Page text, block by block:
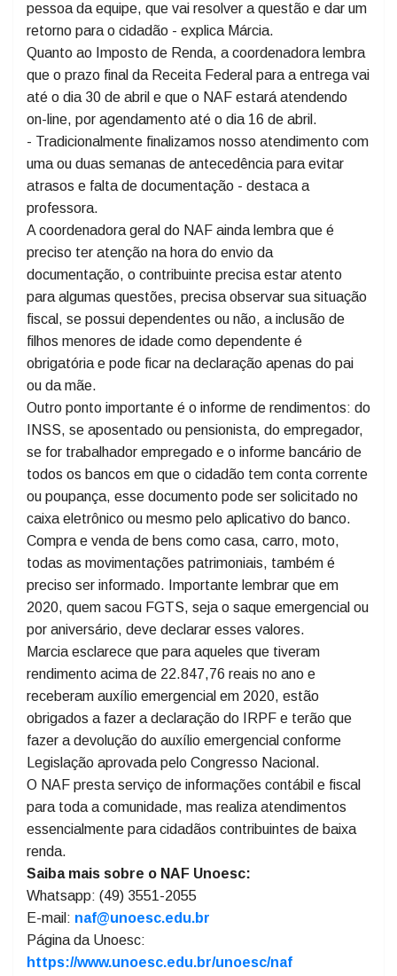
WhatsApp, encaminhamos a relação da
documentação necessária para resolver a situação do
contribuinte, em seguida repassamos para uma
pessoa da equipe, que vai resolver a questão e dar um
retorno para o cidadão - explica Márcia.
Quanto ao Imposto de Renda, a coordenadora lembra
que o prazo final da Receita Federal para a entrega vai
até o dia 30 de abril e que o NAF estará atendendo
on-line, por agendamento até o dia 16 de abril.
- Tradicionalmente finalizamos nosso atendimento com
uma ou duas semanas de antecedência para evitar
atrasos e falta de documentação - destaca a
professora.
A coordenadora geral do NAF ainda lembra que é
preciso ter atenção na hora do envio da
documentação, o contribuinte precisa estar atento
para algumas questões, precisa observar sua situação
fiscal, se possui dependentes ou não, a inclusão de
filhos menores de idade como dependente é
obrigatória e pode ficar na declaração apenas do pai
ou da mãe.
Outro ponto importante é o informe de rendimentos: do
INSS, se aposentado ou pensionista, do empregador,
se for trabalhador empregado e o informe bancário de
todos os bancos em que o cidadão tem conta corrente
ou poupança, esse documento pode ser solicitado no
caixa eletrônico ou mesmo pelo aplicativo do banco.
Compra e venda de bens como casa, carro, moto,
todas as movimentações patrimoniais, também é
preciso ser informado. Importante lembrar que em
2020, quem sacou FGTS, seja o saque emergencial ou
por aniversário, deve declarar esses valores.
Marcia esclarece que para aqueles que tiveram
rendimento acima de 22.847,76 reais no ano e
receberam auxílio emergencial em 2020, estão
obrigados a fazer a declaração do IRPF e terão que
fazer a devolução do auxílio emergencial conforme
Legislação aprovada pelo Congresso Nacional.
O NAF presta serviço de informações contábil e fiscal
para toda a comunidade, mas realiza atendimentos
essencialmente para cidadãos contribuintes de baixa
renda.
Saiba mais sobre o NAF Unoesc:
Whatsapp: (49) 3551-2055